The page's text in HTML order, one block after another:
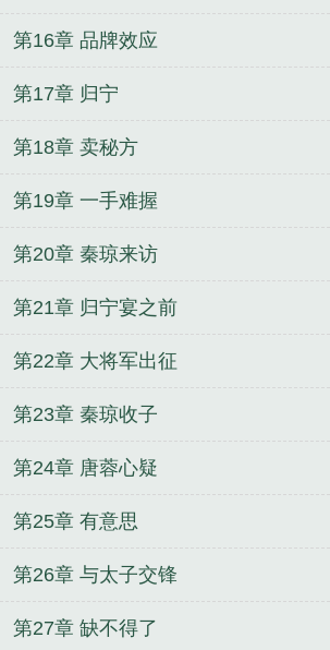
第16章 品牌效应
第17章 归宁
第18章 卖秘方
第19章 一手难握
第20章 秦琼来访
第21章 归宁宴之前
第22章 大将军出征
第23章 秦琼收子
第24章 唐蓉心疑
第25章 有意思
第26章 与太子交锋
第27章 缺不得了